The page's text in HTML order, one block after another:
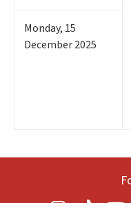
Monday, 15
December 2025